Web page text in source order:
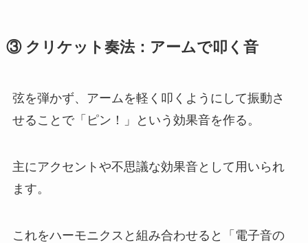
③ クリケット奏法：アームで叩く音
弦を弾かず、アームを軽く叩くようにして振動さ
せることで「ピン！」という効果音を作る。
主にアクセントや不思議な効果音として用いられ
ます。
これをハーモニクスと組み合わせると「電子音の